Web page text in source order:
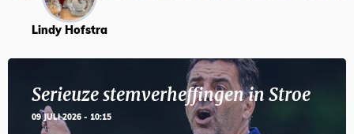
Lindy Hofstra
Serieuze stemverheffingen in Stroe
09 JULI 2026 - 10:15